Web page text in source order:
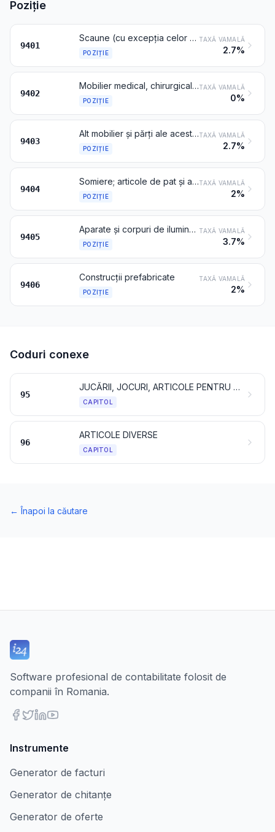
Poziție
9401
Scaune (cu excepția celor de la poziția 9402), chiar transformabile în paturi, și părțile lor
POZIȚIE
TAXĂ VAMALĂ
2.7%
9402
Mobilier medical, chirurgical, stomatologic sau pentru medicină veterinară (de exemplu, mese de operație, mese de examinare, paturi cu mecanism pentru utilizări clinice, fotolii de stomatologie); fotolii pentru saloanele de coafură și fotolii similare cu dispozitive de orientare și de ridicare în același timp; părți ale acestor articole
POZIȚIE
TAXĂ VAMALĂ
0%
9403
Alt mobilier și părți ale acestuia
POZIȚIE
TAXĂ VAMALĂ
2.7%
9404
Somiere; articole de pat și articole similare (de exemplu, saltele, pături, plăpumi, perne) cu arcuri sau umplute cu orice fel de materiale, inclusiv cele din cauciuc alveolar sau material plastic alveolar, acoperite sau nu
POZIȚIE
TAXĂ VAMALĂ
2%
9405
Aparate și corpuri de iluminat (inclusiv proiectoarele) și părțile lor, nedenumite și necuprinse în altă parte; lămpi pentru reclame luminoase, însemne luminoase, plăci indicatoare luminoase și articole similare, care au o sursă de lumină permanentă, fixă, și părți ale acestora, nedenumite și necuprinse în altă parte
POZIȚIE
TAXĂ VAMALĂ
3.7%
9406
Construcții prefabricate
POZIȚIE
TAXĂ VAMALĂ
2%
Coduri conexe
95
JUCĂRII, JOCURI, ARTICOLE PENTRU DIVERTISMENT SAU PENTRU SPORT; PĂRȚI ȘI ACCESORII ALE ACESTORA
CAPITOL
96
ARTICOLE DIVERSE
CAPITOL
←Înapoi la căutare
Software profesional de contabilitate folosit de
companii în Romania.
Instrumente
Generator de facturi
Generator de chitanțe
Generator de oferte